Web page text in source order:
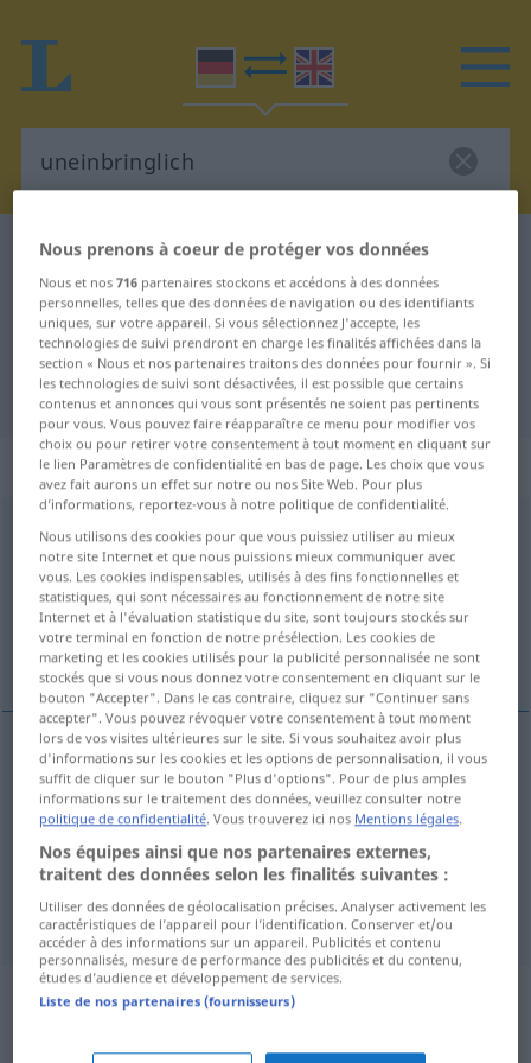
Dictionnaire Allemand-Anglais uneinbringlich
Traduction Allemand-Anglais de
"uneinbringlich"
"uneinbringlich" - traduction Anglais
„uneinbringlich“: Adjektiv
uneinbringlich [ˌʊnˌʔainˈbrɪŋlɪç; ˈʊn-]adj
Vue d'ensemble de toutes les traductions
(Pour plus d'informations, cliquez sur/touchez la traduction)
irrecoverable, bad
irrecoverable uneinbringlich WIRTSCH Betrag,
Forderung etc
bad uneinbringlichSchuld WIRTSCH
Exemples de phrases de sources
Nous prenons à coeur de protéger vos données
Nous et nos716 partenaires stockons et accédons à des données
personnelles, telles que des données de navigation ou des identifiants
uniques, sur votre appareil. Si vous sélectionnez J'accepte, les
technologies de suivi prendront en charge les finalités affichées dans la
section « Nous et nos partenaires traitons des données pour fournir ». Si
les technologies de suivi sont désactivées, il est possible que certains
contenus et annonces qui vous sont présentés ne soient pas pertinents
pour vous. Vous pouvez faire réapparaître ce menu pour modifier vos
choix ou pour retirer votre consentement à tout moment en cliquant sur
le lien Paramètres de confidentialité en bas de page. Les choix que vous
avez fait aurons un effet sur notre ou nos Site Web. Pour plus
d’informations, reportez-vous à notre politique de confidentialité.
Nous utilisons des cookies pour que vous puissiez utiliser au mieux
notre site Internet et que nous puissions mieux communiquer avec
vous. Les cookies indispensables, utilisés à des fins fonctionnelles et
statistiques, qui sont nécessaires au fonctionnement de notre site
Internet et à l'évaluation statistique du site, sont toujours stockés sur
votre terminal en fonction de notre présélection. Les cookies de
marketing et les cookies utilisés pour la publicité personnalisée ne sont
stockés que si vous nous donnez votre consentement en cliquant sur le
bouton "Accepter". Dans le cas contraire, cliquez sur "Continuer sans
accepter". Vous pouvez révoquer votre consentement à tout moment
lors de vos visites ultérieures sur le site. Si vous souhaitez avoir plus
d'informations sur les cookies et les options de personnalisation, il vous
suffit de cliquer sur le bouton "Plus d'options". Pour de plus amples
informations sur le traitement des données, veuillez consulter notre
politique de confidentialité. Vous trouverez ici nos Mentions légales.
Nos équipes ainsi que nos partenaires externes,
traitent des données selon les finalités suivantes :
Utiliser des données de géolocalisation précises. Analyser activement les
caractéristiques de l’appareil pour l’identification. Conserver et/ou
accéder à des informations sur un appareil. Publicités et contenu
personnalisés, mesure de performance des publicités et du contenu,
études d’audience et développement de services.
Liste de nos partenaires (fournisseurs)